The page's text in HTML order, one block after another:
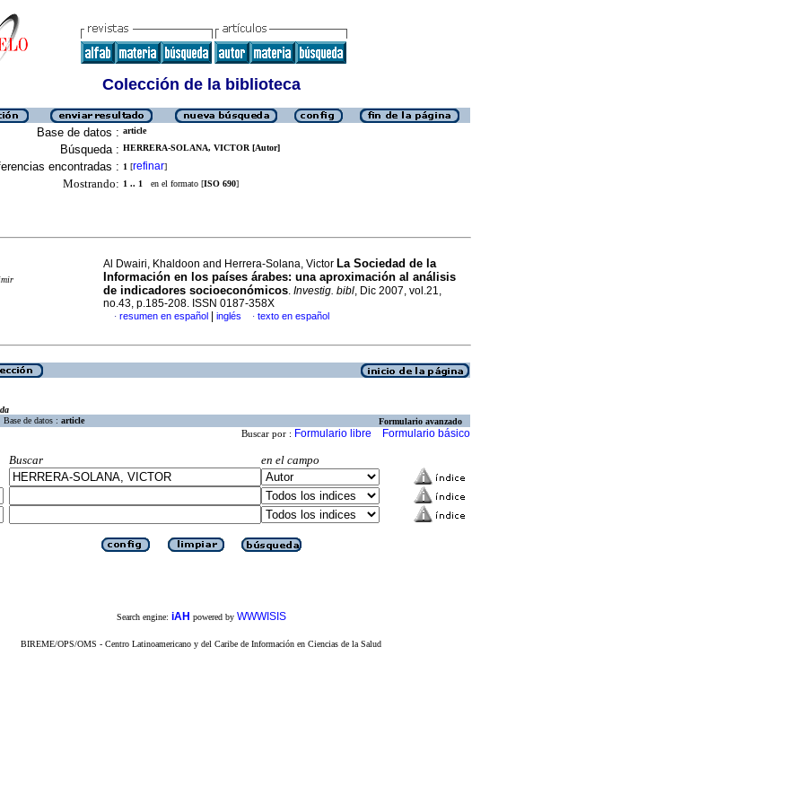
Colección de la biblioteca
Base de datos : article
Búsqueda : HERRERA-SOLANA, VICTOR [Autor]
encontradas : 1 [refinar]
Mostrando: 1 .. 1 en el formato [ISO 690]
Al Dwairi, Khaldoon and Herrera-Solana, Victor La Sociedad de la
Información en los países árabes: una aproximación al análisis
de indicadores socioeconómicos. Investig. bibl, Dic 2007, vol.21,
no.43, p.185-208. ISSN 0187-358X
· resumen en español inglés · texto en español
Base de datos : article Formulario avanzado
Buscar por : Formulario libre Formulario básico
Buscar
en el campo
Search engine: iAH powered by WWWISIS
BIREME/OPS/OMS - Centro Latinoamericano y del Caribe de Información en Ciencias de la Salud